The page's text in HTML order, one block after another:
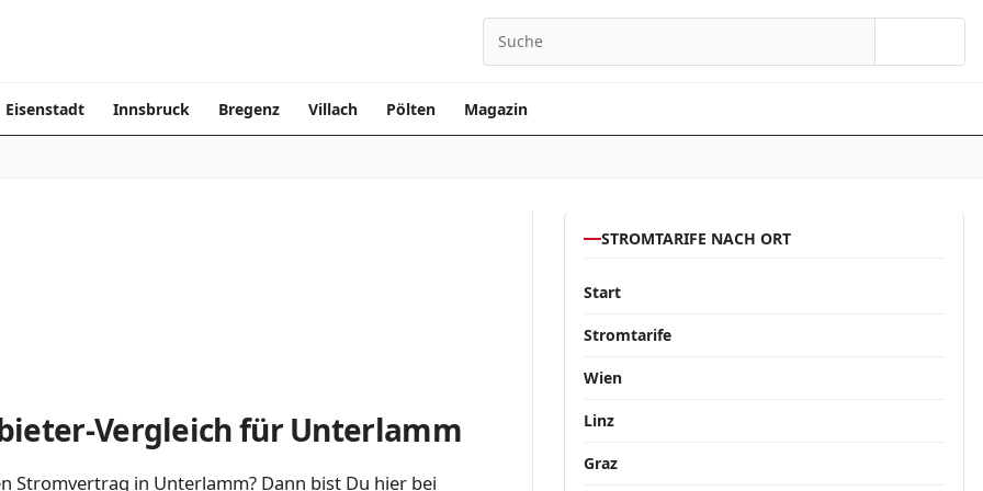
Eisenstadt Innsbruck Bregenz Villach Pölten Magazin
Vergleich für Unterlamm
Stromvertrag in Unterlamm? Dann bist Du hier bei
STROMTARIFE NACH ORT
Start
Stromtarife
Wien
Linz
Graz